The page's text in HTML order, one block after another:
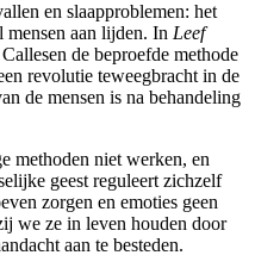
en slaapproblemen: het
aan lijden. In Leef
de beproefde methode
revolutie teweegbracht in de
de mensen is na behandeling
methoden niet werken, en
geest reguleert zichzelf
zorgen en emoties geen
we ze in leven houden door
aan te besteden.